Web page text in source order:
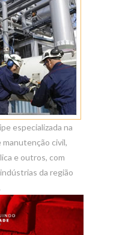
especializada na
civil,
e outros, com
da região